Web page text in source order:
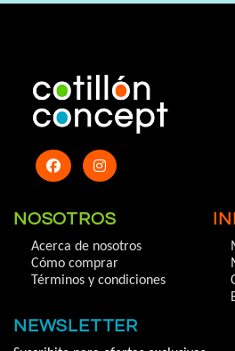
NOSOTROS
Acerca de nosotros
Cómo comprar
Términos y condiciones
NEWSLETTER